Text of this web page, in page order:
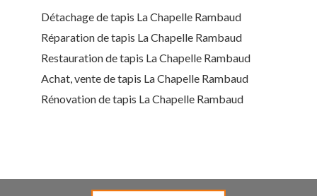
Détachage de tapis La Chapelle Rambaud
Réparation de tapis La Chapelle Rambaud
Restauration de tapis La Chapelle Rambaud
Achat, vente de tapis La Chapelle Rambaud
Rénovation de tapis La Chapelle Rambaud